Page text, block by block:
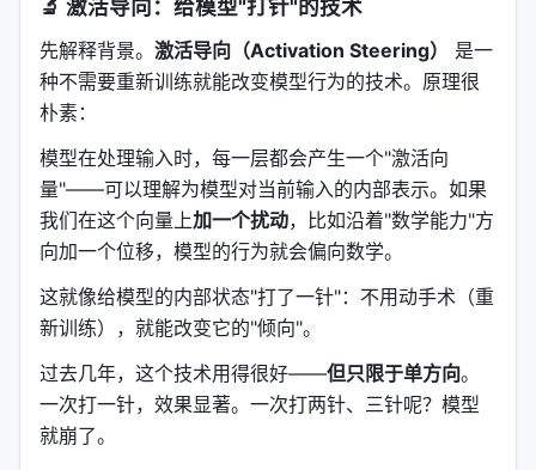
🔬 激活导向：给模型"打针"的技术
先解释背景。 激活导向（Activation Steering）
是一
种不需要重新训练就能改变模型行为的技术。原理很
朴素：
模型在处理输入时，每一层都会产生一个"激活向
量"——可以理解为模型对当前输入的内部表示。如果
我们在这个向量上加一个扰动，比如沿着"数学能力"方
向加一个位移，模型的行为就会偏向数学。
这就像给模型的内部状态"打了一针"：不用动手术（重
新训练），就能改变它的"倾向"。
过去几年，这个技术用得很好——但只限于单方向。
一次打一针，效果显著。一次打两针、三针呢？模型
就崩了。